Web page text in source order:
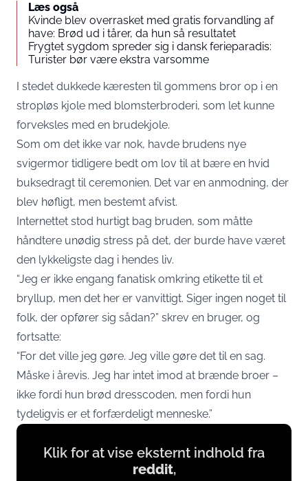
Læs også
Kvinde blev overrasket med gratis forvandling af
have: Brød ud i tårer, da hun så resultatet
Frygtet sygdom spreder sig i dansk ferieparadis:
Turister bør være ekstra varsomme
I stedet dukkede kæresten til gommens bror op i en
stropløs kjole med blomsterbroderi, som let kunne
forveksles med en brudekjole.
Som om det ikke var nok, havde brudens nye
svigermor tidligere bedt om lov til at bære en hvid
buksedragt til ceremonien. Det var en anmodning, der
blev høfligt, men bestemt afvist.
Internettet stod hurtigt bag bruden, som måtte
håndtere unødig stress på det, der burde have været
den lykkeligste dag i hendes liv.
“Jeg er ikke engang fanatisk omkring etikette til et
bryllup, men det her er vanvittigt. Siger ingen noget til
folk, der opfører sig sådan?” skrev en bruger, og
fortsatte:
“For det ville jeg gøre. Jeg ville gøre det til en sag.
Måske i årevis. Jeg har intet imod at brænde broer –
ikke fordi hun brød dresscoden, men fordi hun
tydeligvis er et forfærdeligt menneske.”
Display
contentKlik for at vise eksternt indhold fra
reddit,